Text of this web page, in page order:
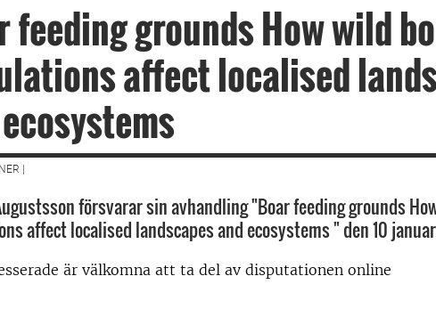
feeding grounds How wild
affect localised
|
försvarar sin avhandling "Boar feeding grounds
affect localised landscapes and ecosystems " den 10
är välkomna att ta del av disputationen online